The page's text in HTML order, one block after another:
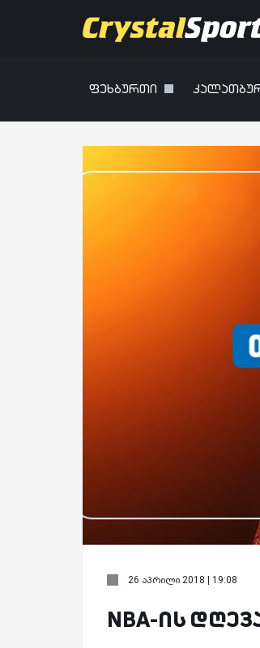
ფეხბურთი
26 აპრილი 2018 | 19:08
NBA-ის